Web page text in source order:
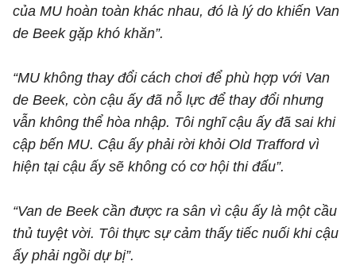
của MU hoàn toàn khác nhau, đó là lý do khiến Van
de Beek gặp khó khăn”.
“MU không thay đổi cách chơi để phù hợp với Van
de Beek, còn cậu ấy đã nỗ lực để thay đổi nhưng
vẫn không thể hòa nhập. Tôi nghĩ cậu ấy đã sai khi
cập bến MU. Cậu ấy phải rời khỏi Old Trafford vì
hiện tại cậu ấy sẽ không có cơ hội thi đấu”.
“Van de Beek cần được ra sân vì cậu ấy là một cầu
thủ tuyệt vời. Tôi thực sự cảm thấy tiếc nuối khi cậu
ấy phải ngồi dự bị”.